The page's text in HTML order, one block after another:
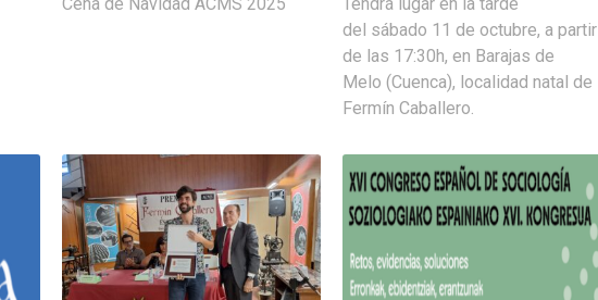
Cena de Navidad ACMS 2025
Tendrá lugar en la tarde
del sábado 11 de octubre, a partir
de las 17:30h, en Barajas de
Melo (Cuenca), localidad natal de
Fermín Caballero.